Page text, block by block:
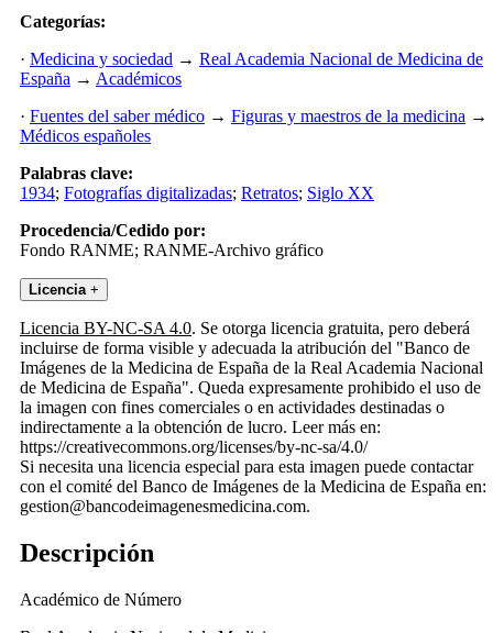
Categorías:
· Medicina y sociedad → Real Academia Nacional de Medicina de
España → Académicos
· Fuentes del saber médico → Figuras y maestros de la medicina →
Médicos españoles
Palabras clave:
1934; Fotografías digitalizadas; Retratos; Siglo XX
Procedencia/Cedido por:
Fondo RANME; RANME-Archivo gráfico
Licencia +
Licencia BY-NC-SA 4.0. Se otorga licencia gratuita, pero deberá
incluirse de forma visible y adecuada la atribución del "Banco de
Imágenes de la Medicina de España de la Real Academia Nacional
de Medicina de España". Queda expresamente prohibido el uso de
la imagen con fines comerciales o en actividades destinadas o
indirectamente a la obtención de lucro. Leer más en:
https://creativecommons.org/licenses/by-nc-sa/4.0/
Si necesita una licencia especial para esta imagen puede contactar
con el comité del Banco de Imágenes de la Medicina de España en:
gestion@bancodeimagenesmedicina.com.
Descripción
Académico de Número